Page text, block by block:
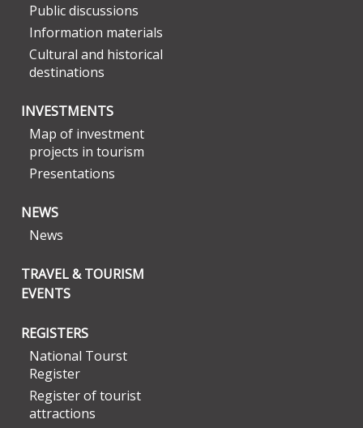
Public discussions
Information materials
Cultural and historical
destinations
INVESTMENTS
Map of investment
projects in tourism
Presentations
NEWS
News
TRAVEL & TOURISM
EVENTS
REGISTERS
National Tourst
Register
Register of tourist
attractions